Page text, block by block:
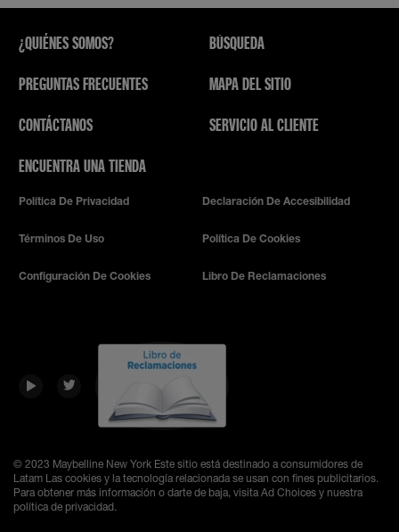
¿QUIÉNES SOMOS?
PREGUNTAS FRECUENTES
CONTÁCTANOS
ENCUENTRA UNA TIENDA
BÚSQUEDA
MAPA DEL SITIO
SERVICIO AL CLIENTE
Política De Privacidad Declaración De Accesibilidad
Términos De Uso Política De Cookies
Configuración De Cookies Libro De Reclamaciones
© 2023 Maybelline New York Este sitio está destinado a consumidores de
Latam Las cookies y la tecnología relacionada se usan con fines publicitarios.
Para obtener más información o darte de baja, visita Ad Choices y nuestra
política de privacidad.